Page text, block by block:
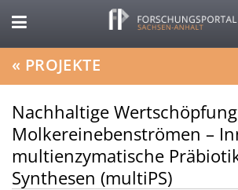
« PROJEKTE
Nachhaltige
Molkereinebenströmen –
multienzymatische
Synthesen (multiPS)